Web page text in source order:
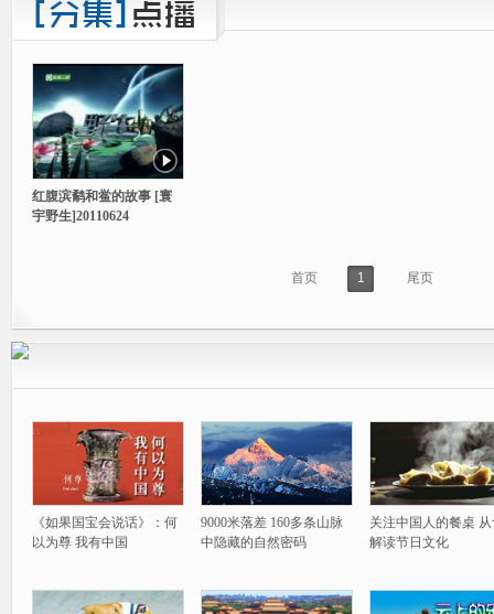
红腹滨鹬和鲎的故事 [寰
宇野生]20110624
首页 1 尾页
《如果国宝会说话》：何
以为尊 我有中国
9000米落差 160多条山脉
中隐藏的自然密码
关注中国人的餐桌
解读节日文化